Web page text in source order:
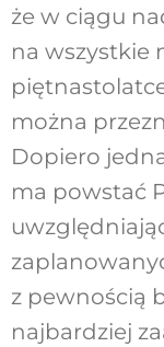
że w ciągu
na wszystkie
można
Dopiero
ma powstać
z pewnością
najbardziej